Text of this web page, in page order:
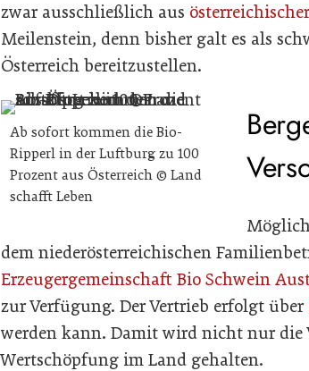
zwar ausschließlich aus
Meilenstein, denn bisher galt es als
Österreich bereitzustellen.
Ab sofort kommen die Bio-
Ripperl in der Luftburg zu 100
Prozent aus Österreich © Land
schafft Leben
dem niederösterreichischen
Erzeugergemeinschaft Bio Schwein
zur Verfügung. Der Vertrieb erfolgt über
werden kann. Damit wird nicht nur die
Wertschöpfung im Land gehalten.